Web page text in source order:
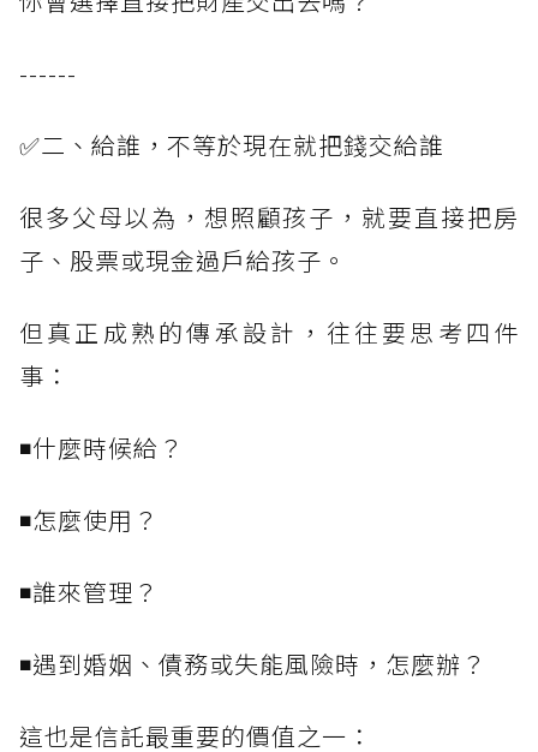
------
✅二、給誰，不等於現在就把錢交給誰
很多父母以為，想照顧孩子，就要直接把房
子、股票或現金過戶給孩子。
但真正成熟的傳承設計，往往要思考四件
事：
◾什麼時候給？
◾怎麼使用？
◾誰來管理？
◾遇到婚姻、債務或失能風險時，怎麼辦？
這也是信託最重要的價值之一：